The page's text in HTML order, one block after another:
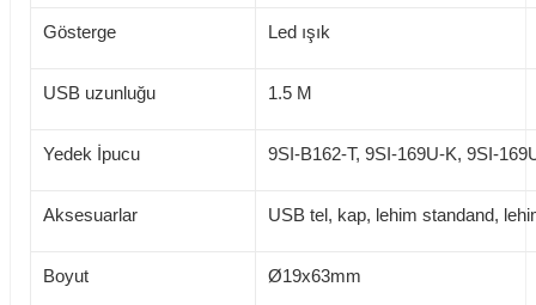
Gösterge Led ışık
USB uzunluğu 1.5 M
Yedek İpucu 9SI-B162-T, 9SI-169U-K, 9SI-
Aksesuarlar USB tel, kap, lehim standand,
Boyut Ø19x63mm